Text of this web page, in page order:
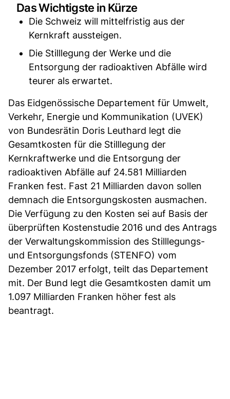
Das Wichtigste in Kürze
Die Schweiz will mittelfristig aus der
Kernkraft aussteigen.
Die Stilllegung der Werke und die
Entsorgung der radioaktiven Abfälle wird
teurer als erwartet.
Das Eidgenössische Departement für Umwelt,
Verkehr, Energie und Kommunikation (UVEK)
von Bundesrätin Doris Leuthard legt die
Gesamtkosten für die Stilllegung der
Kernkraftwerke und die Entsorgung der
radioaktiven Abfälle auf 24.581 Milliarden
Franken fest. Fast 21 Milliarden davon sollen
demnach die Entsorgungskosten ausmachen.
Die Verfügung zu den Kosten sei auf Basis der
überprüften Kostenstudie 2016 und des Antrags
der Verwaltungskommission des Stilllegungs-
und Entsorgungsfonds (STENFO) vom
Dezember 2017 erfolgt, teilt das Departement
mit. Der Bund legt die Gesamtkosten damit um
1.097 Milliarden Franken höher fest als
beantragt.